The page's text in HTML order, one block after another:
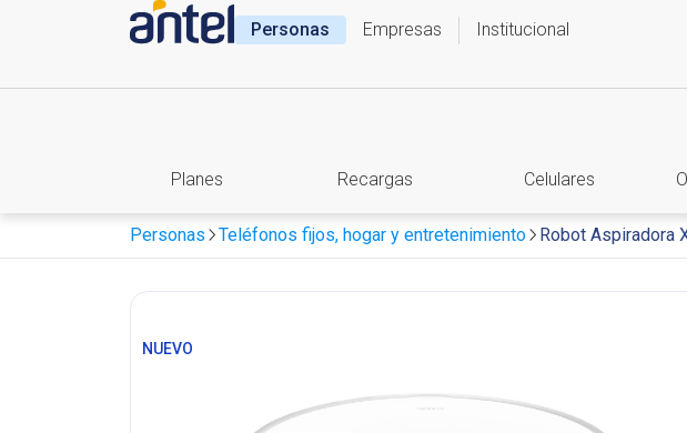
Personas Empresas Institucional
Planes Recargas Celulares
Personas Teléfonos fijos, hogar y entretenimiento Robot Aspiradora
NUEVO